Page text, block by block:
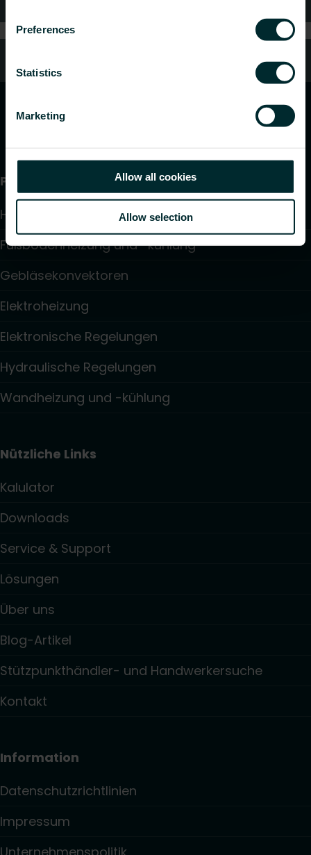
Preferences
Statistics
Marketing
Allow all cookies
Allow selection
Produkte
Heizkörper
Fußbodenheizung und -kühlung
Gebläsekonvektoren
Elektroheizung
Elektronische Regelungen
Hydraulische Regelungen
Wandheizung und -kühlung
Nützliche Links
Kalulator
Downloads
Service & Support
Lösungen
Über uns
Blog-Artikel
Stützpunkthändler- und Handwerkersuche
Kontakt
Information
Datenschutzrichtlinien
Impressum